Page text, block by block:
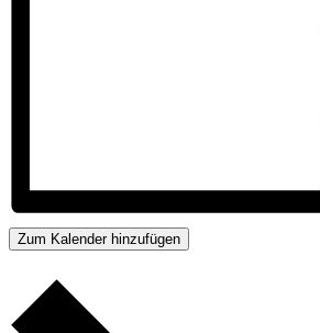
Zum Kalender hinzufügen